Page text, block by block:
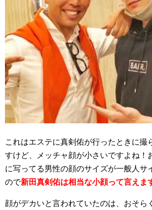
これはエステに真剣佑が行ったときに撮
すけど、メッチャ顔が小さいですよね！
に写ってる男性の顔のサイズが一般人サ
ので新田真剣佑は相当な小顔って言えま
顔がデカいと言われていたのは、おそら